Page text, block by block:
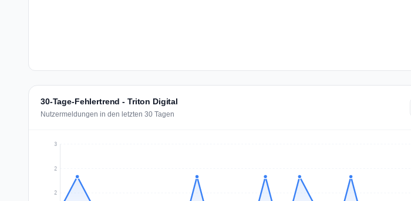
30-Tage-Fehlertrend - Triton Digital
Nutzermeldungen in den letzten 30 Tagen
2
2
3